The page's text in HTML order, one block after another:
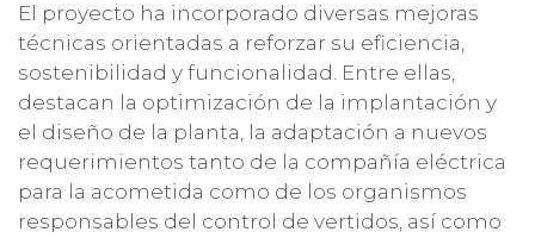
El proyecto ha incorporado diversas mejoras
técnicas orientadas a reforzar su eficiencia,
sostenibilidad y funcionalidad. Entre ellas,
destacan la optimización de la implantación y
el diseño de la planta, la adaptación a nuevos
requerimientos tanto de la compañía eléctrica
para la acometida como de los organismos
responsables del control de vertidos, así como